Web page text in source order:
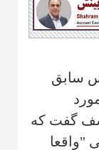
سابق
گفت که
"واقعا